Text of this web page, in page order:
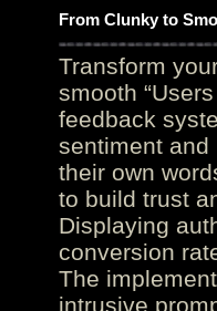
From Clunky to
Transform
smooth
feedback
sentiment and
their own
to build trust
Displaying
conversion
The
intrusive